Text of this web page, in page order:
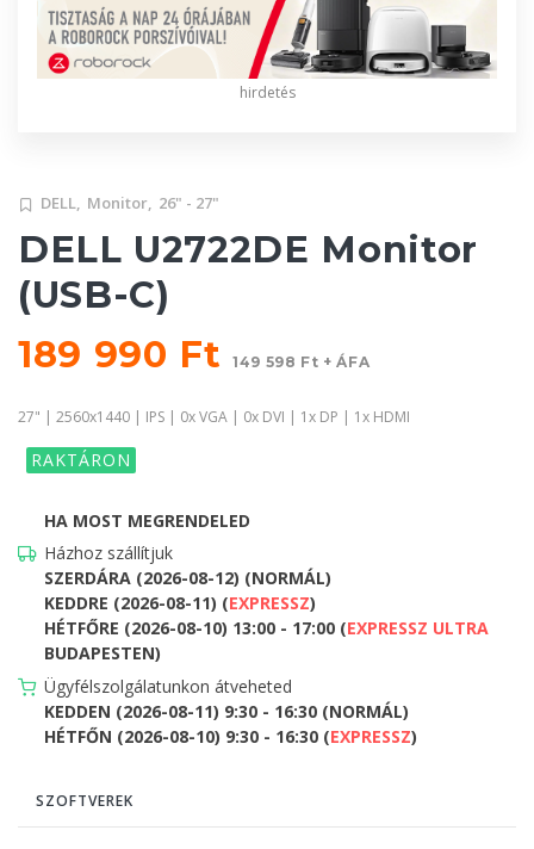
hirdetés
DELL, Monitor, 26" - 27"
DELL U2722DE Monitor
(USB-C)
189 990 Ft149 598 Ft + ÁFA
27" | 2560x1440 | IPS | 0x VGA | 0x DVI | 1x DP | 1x HDMI
RAKTÁRON
HA MOST MEGRENDELED
Házhoz szállítjuk
SZERDÁRA (2026-08-12) (NORMÁL)
KEDDRE (2026-08-11) (EXPRESSZ)
HÉTFŐRE (2026-08-10) 13:00 - 17:00 (EXPRESSZ ULTRA
BUDAPESTEN)
Ügyfélszolgálatunkon átveheted
KEDDEN (2026-08-11) 9:30 - 16:30 (NORMÁL)
HÉTFŐN (2026-08-10) 9:30 - 16:30 (EXPRESSZ)
SZOFTVEREK